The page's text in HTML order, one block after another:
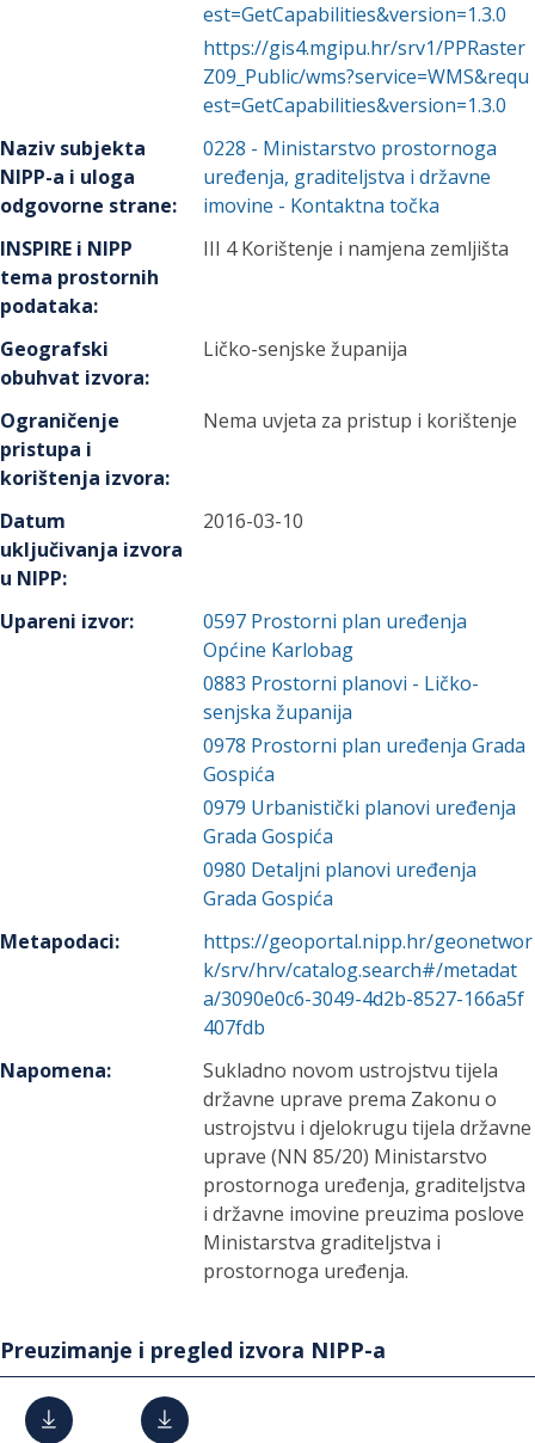
est=GetCapabilities&version=1.3.0
https://gis4.mgipu.hr/srv1/PPRaster
Z09_Public/wms?service=WMS&requ
est=GetCapabilities&version=1.3.0
Naziv subjekta
NIPP-a i uloga
odgovorne strane:
0228 - Ministarstvo prostornoga
uređenja, graditeljstva i državne
imovine - Kontaktna točka
INSPIRE i NIPP
tema prostornih
podataka:
III 4 Korištenje i namjena zemljišta
Geografski
obuhvat izvora:
Ličko-senjske županija
Ograničenje
pristupa i
korištenja izvora:
Nema uvjeta za pristup i korištenje
Datum
uključivanja izvora
u NIPP:
2016-03-10
Upareni izvor: 0597 Prostorni plan uređenja
Općine Karlobag
0883 Prostorni planovi - Ličko-
senjska županija
0978 Prostorni plan uređenja Grada
Gospića
0979 Urbanistički planovi uređenja
Grada Gospića
0980 Detaljni planovi uređenja
Grada Gospića
Metapodaci:
https://geoportal.nipp.hr/geonetwor
k/srv/hrv/catalog.search#/metadat
a/3090e0c6-3049-4d2b-8527-166a5f
407fdb
Napomena:
Sukladno novom ustrojstvu tijela
državne uprave prema Zakonu o
ustrojstvu i djelokrugu tijela državne
uprave (NN 85/20) Ministarstvo
prostornoga uređenja, graditeljstva
i državne imovine preuzima poslove
Ministarstva graditeljstva i
prostornoga uređenja.
Preuzimanje i pregled izvora NIPP-a